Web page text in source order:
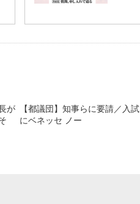
で迫る
が
【都議団】知事らに要請／入試
にベネッセ ノー